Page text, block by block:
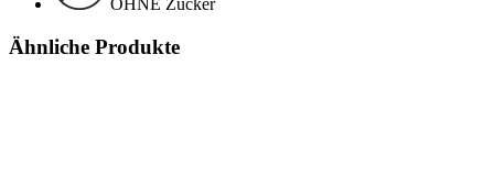
OHNE Zucker
Ähnliche Produkte